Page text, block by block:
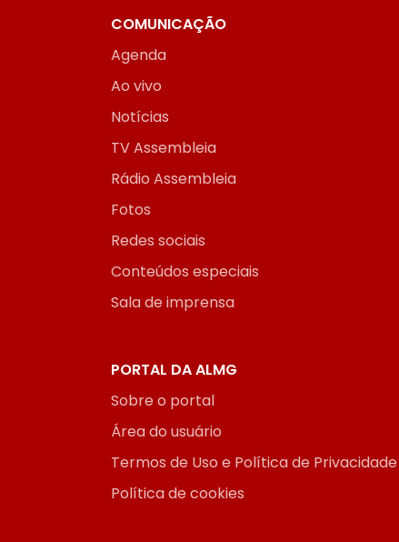
COMUNICAÇÃO
Agenda
Ao vivo
Notícias
TV Assembleia
Rádio Assembleia
Fotos
Redes sociais
Conteúdos especiais
Sala de imprensa
PORTAL DA ALMG
Sobre o portal
Área do usuário
Termos de Uso e Política de Privacidade
Política de cookies